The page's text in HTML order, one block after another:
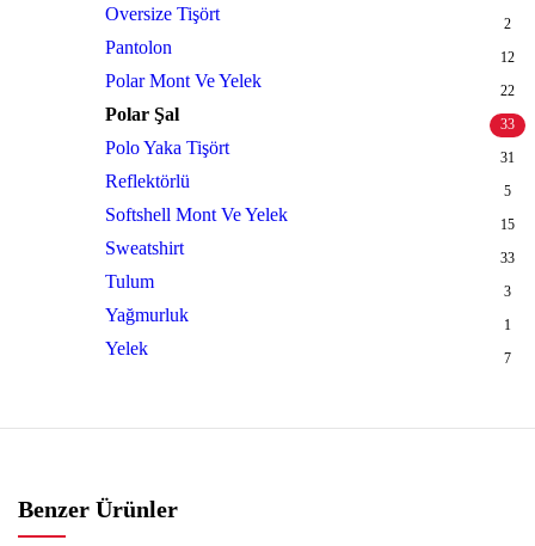
Oversize Tişört 2
Pantolon 12
Polar Mont Ve Yelek 22
Polar Şal 33
Polo Yaka Tişört 31
Reflektörlü 5
Softshell Mont Ve Yelek 15
Sweatshirt 33
Tulum 3
Yağmurluk 1
Yelek 7
Benzer Ürünler